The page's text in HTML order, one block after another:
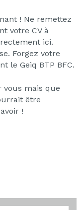
! Ne remettez
votre CV à
ici.
Forgez votre
le Geiq BTP BFC.
vous mais que
être
!